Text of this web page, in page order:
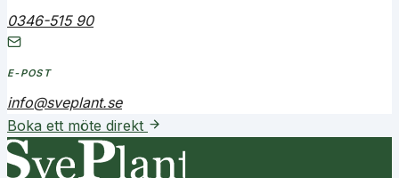
0346-515 90
E-POST
info@sveplant.se
Boka ett möte direkt